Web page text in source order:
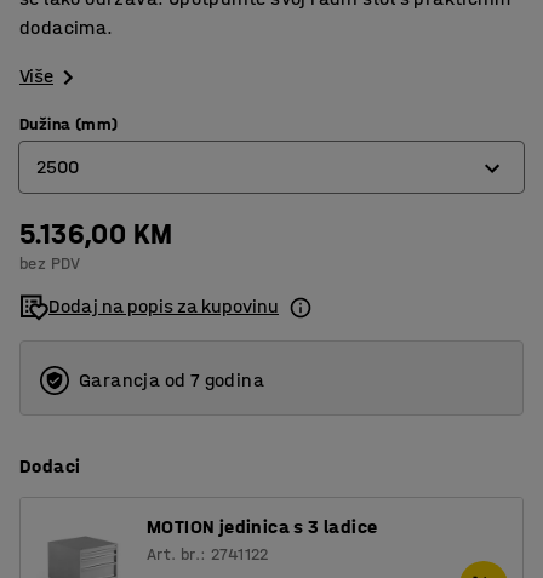
dodacima.
Više
Dužina (mm)
2500
1200
1500
2000
2500
5.136,00 KM
bez PDV
Dodaj na popis za kupovinu
Garancja od 7 godina
Dodaci
MOTION jedinica s 3 ladice
Art. br.: 2741122